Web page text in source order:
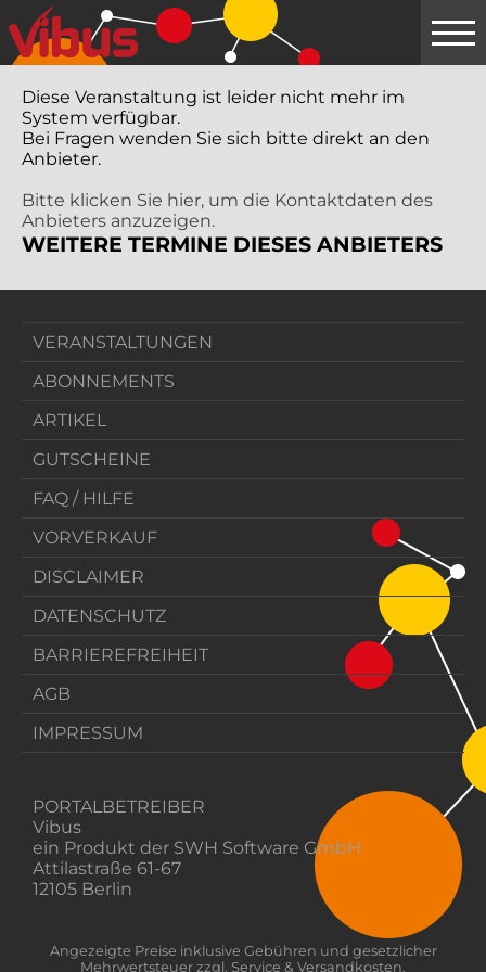
Springe
zum
Hauptinhalt
Diese Veranstaltung ist leider nicht mehr im
System verfügbar.
Bei Fragen wenden Sie sich bitte direkt an den
Anbieter.
Bitte klicken Sie hier, um die Kontaktdaten des
Anbieters anzuzeigen.
WEITERE TERMINE DIESES ANBIETERS
VERANSTALTUNGEN
ABONNEMENTS
ARTIKEL
GUTSCHEINE
FAQ / HILFE
VORVERKAUF
DISCLAIMER
DATENSCHUTZ
BARRIEREFREIHEIT
AGB
IMPRESSUM
PORTALBETREIBER
Vibus
ein Produkt der SWH Software GmbH
Attilastraße 61-67
12105 Berlin
Angezeigte Preise inklusive Gebühren und gesetzlicher
Mehrwertsteuer zzgl. Service & Versandkosten.